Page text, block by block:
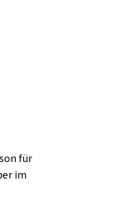
für
im